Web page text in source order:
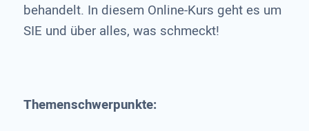
behandelt. In diesem Online-Kurs geht es um
SIE und über alles, was schmeckt!
Themenschwerpunkte: